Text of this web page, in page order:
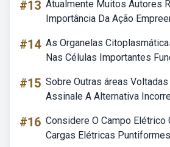
#13 Atualmente Muitos Autores
Importância Da Ação
#14 As Organelas
Nas Células Importantes
#15 Sobre Outras áreas
Assinale A Alternativa
#16 Considere O Campo Elétrico
Cargas Elétricas Puntiformes